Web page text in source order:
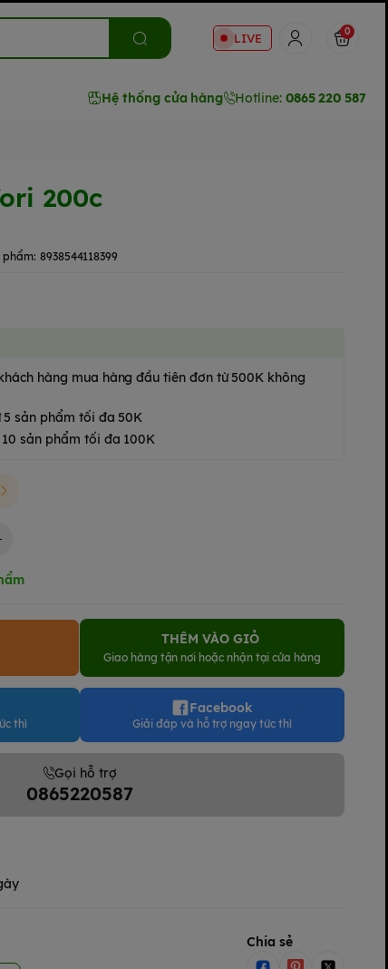
LIVE 0
Hệ thống cửa hàng Hotline: 0865 220 587
200c
phẩm: 8938544118399
hàng mua hàng đầu tiên đơn từ 500K không
5 sản phẩm tối đa 50K
sản phẩm tối đa 100K
THÊM VÀO GIỎ
Giao hàng tận nơi hoặc nhận tại cửa hàng
thì
Facebook
Giải đáp và hỗ trợ ngay tức thì
Gọi hỗ trợ
0865220587
Chia sẻ